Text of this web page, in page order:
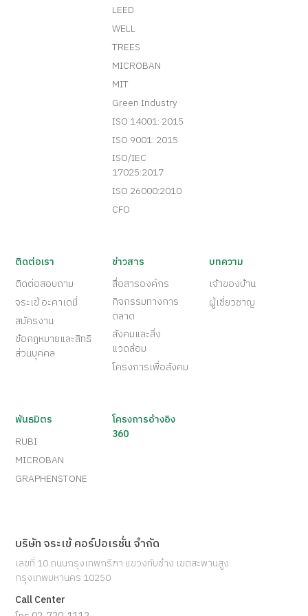
LEED
WELL
TREES
MICROBAN
MIT
Green Industry
ISO 14001: 2015
ISO 9001: 2015
ISO/IEC
17025:2017
ISO 26000:2010
CFO
ติดต่อเรา
ติดต่อสอบถาม
จระเข้ อะคาเดมี่
สมัครงาน
ข้อกฎหมายและสิทธิ
ส่วนบุคคล
ข่าวสาร
สื่อสารองค์กร
กิจกรรมทางการ
ตลาด
สังคมและสิ่ง
แวดล้อม
โครงการเพื่อสังคม
บทความ
เจ้าของบ้าน
ผู้เชี่ยวชาญ
พันธมิตร
RUBI
MICROBAN
GRAPHENSTONE
โครงการอ้างอิง
360
บริษัท จระเข้ คอร์ปอเรชั่น จำกัด
เลขที่ 10 ถนนกรุงเทพกรีฑา แขวงทับช้าง เขตสะพานสูง
กรุงเทพมหานคร 10250
Call Center